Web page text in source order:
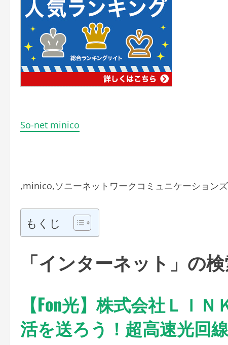
So-net minico
,minico,ソニーネットワークコミュニケーション
もくじ
「インターネット」の
【Fon光】株式会社ＬＩ
活を送ろう！超高速光回線